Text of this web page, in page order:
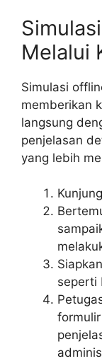
Melalui
Simulasi
memberikan
langsung
penjelasan
yang lebih
seperti